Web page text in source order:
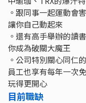
。跟同事一起運動會
讓你自己動起來
。還有高手舉辦的讀
你成為破關大魔王
。公司特別關心同仁
員工也享有每年一次
玩得更開心
目前職缺